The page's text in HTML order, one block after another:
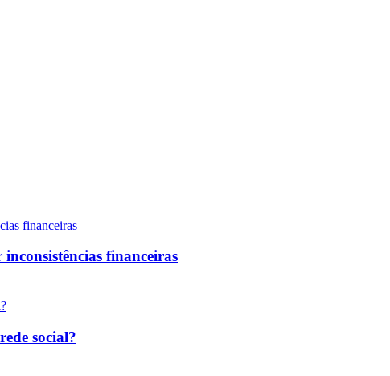
financeiras
social?